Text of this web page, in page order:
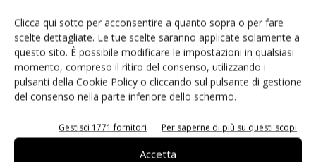
Clicca qui sotto per acconsentire a quanto sopra o per fare
scelte dettagliate. Le tue scelte saranno applicate solamente a
questo sito. È possibile modificare le impostazioni in qualsiasi
momento, compreso il ritiro del consenso, utilizzando i
pulsanti della Cookie Policy o cliccando sul pulsante di gestione
del consenso nella parte inferiore dello schermo.
Gestisci 1771 fornitori Per saperne di più su questi scopi
Accetta
Uva da tavola di Puglia Igp, nel 2025
volumi raddoppiati
Buyer da nove Paesi a Regina di Puglia
2026
Luv Fiera 2026 porta a Bari il mercato